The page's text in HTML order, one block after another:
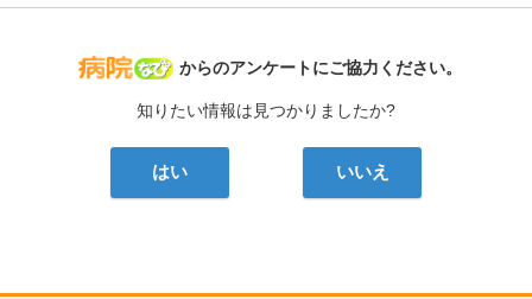
病院なび
からのアンケートにご協力ください。
知りたい情報は見つかりましたか?
はい いいえ